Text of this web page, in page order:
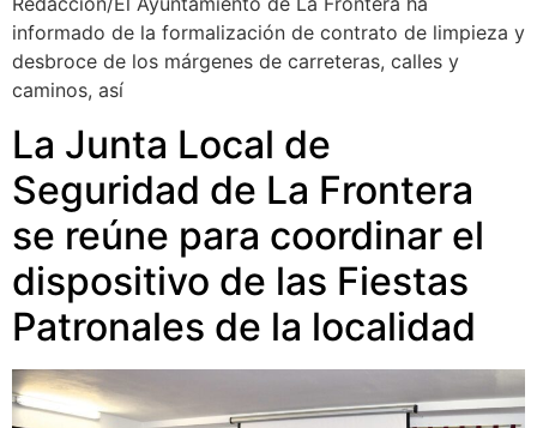
informado de la formalización de contrato de limpieza y
desbroce de los márgenes de carreteras, calles y
caminos, así
La Junta Local de
Seguridad de La Frontera
se reúne para coordinar el
dispositivo de las Fiestas
Patronales de la localidad